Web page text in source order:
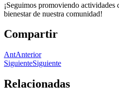
¡Seguimos promoviendo actividades
bienestar de nuestra comunidad!
Compartir
AntAnterior
SiguienteSiguiente
Relacionadas